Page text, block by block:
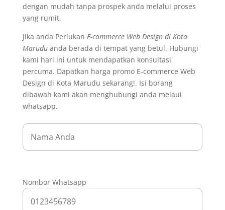
dengan mudah tanpa prospek anda melalui proses
yang rumit.
Jika anda Perlukan E-commerce Web Design di Kota
Maruduanda berada di tempat yang betul. Hubungi
kami hari ini untuk mendapatkan konsultasi
percuma. Dapatkan harga promo E-commerce Web
Design di Kota Marudu sekarang!. Isi borang
dibawah kami akan menghubungi anda melaui
whatsapp.
Nombor Whatsapp